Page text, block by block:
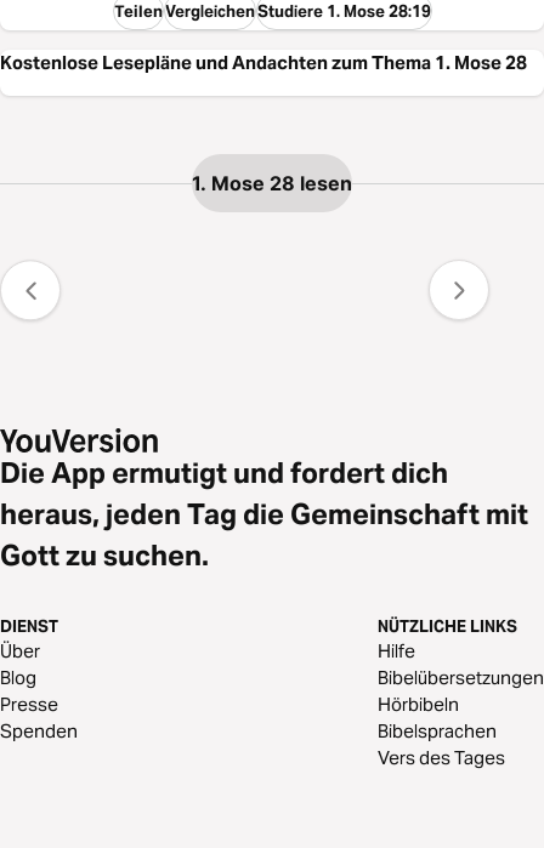
TeilenVergleichenStudiere 1. Mose 28:19
Kostenlose Lesepläne und Andachten zum Thema 1. Mose 28
1. Mose 28 lesen
Die App ermutigt und fordert dich
heraus, jeden Tag die Gemeinschaft mit
Gott zu suchen.
DIENST
Über
Blog
Presse
Spenden
NÜTZLICHE LINKS
Hilfe
Bibelübersetzungen
Hörbibeln
Bibelsprachen
Vers des Tages